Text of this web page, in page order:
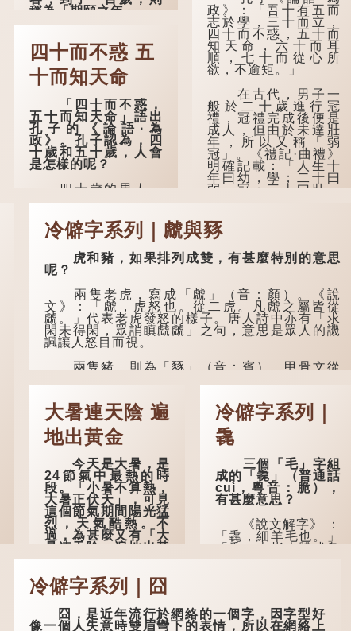
稱為「期頤之年」。
白的老人家，亦含有
思想紊亂的意思；
「耋」更有跌倒的意
思，也是用來形容老
人家的。
曹操《對酒歌》
就曾寫道：「耄耋皆
得以壽終，恩澤廣及
草木昆蟲。」
到了一百歲呢？
那麼就可以稱為
「期頤」。《禮記.曲
禮上》：「百年曰期
頤。」鄭玄註：
「期，猶要也；頤，
養也。不知衣服食
味，孝子要盡養道...
四十而不惑 五
十而知天命
「四十而不惑，
五十而知天命」語出
孔子的《論語·為
政》。孔子認為，四
十歲和五十歲，人會
是怎樣的呢？
四十歲的男人，
理論上應該事業有
庭。經歷了許多人與
事之後，對事物有了
自己的判斷能力，不
會輕易為表象所迷
惑。
孔子在《論語·子
罕》也說：「知者不
惑，仁者不憂，勇者
不懼。」「知」與智
慧的「智」相通，四
足夠智慧，不再對自
政》：「吾十有五而
志於學，三十而立，
四十而不惑，五十而
知天命，六十而耳
順，七十而從心所
欲，不逾矩。」
在古代，男子一
般於二十歲進行冠
禮，冠禮完成後便是
成人，但由於未達壯
年，所以又稱「弱
冠」。《禮記·曲禮》
明確記載：「人生十
年曰幼，學；二十曰
弱，冠；三十曰壯，
冷僻字系列｜虤與豩
虎和豬，如果排列成雙，有甚麼特別的意思
呢？
兩隻老虎，寫成「虤」（音：顏）。《說
文》：「虤，虎怒也。從二虎。凡虤之屬皆從
虤。」代表老虎發怒的樣子。唐人詩中亦有「求
閑未得閑，眾誚瞋虤虤」之句，意思是眾人的譏
諷讓人怒目而視。
兩隻豬，則為「豩」（音：賓）。甲骨文從
大暑連天陰 遍
地出黃金
今天是大暑，是
24節氣中最熱的時
段。「小暑不算熱，
大暑正伏天」，可見
這個節氣期間陽光猛
烈，天氣酷熱。不
過，為甚麼又有「大
暑連天陰，遍地出黃
金」的說法？
古人早已留意到
大暑期間的氣候規
律。《逸周書·時訓
解》記載：「大暑之
冷僻字系列｜
毳
三個「毛」字組
成的「毳」（普通話
cuì，粵音：脆），
有甚麼意思？
《說文解字》 ：
「毳，細羊毛也。」
「毳」本指人體或鳥
手臂等部位生長的細
毛，也叫「毳」，又
冷僻字系列｜囧
囧，是近年流行於網絡的一個字，因字型好
像一個人失意時雙眉彎下的表情，所以在網絡上